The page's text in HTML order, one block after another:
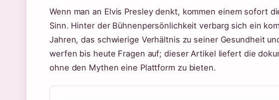
Wenn man an Elvis Presley denkt, kommen einem sofort
Sinn. Hinter der Bühnenpersönlichkeit verbarg sich ein
Jahren, das schwierige Verhältnis zu seiner Gesundheit
werfen bis heute Fragen auf; dieser Artikel liefert die
ohne den Mythen eine Plattform zu bieten.